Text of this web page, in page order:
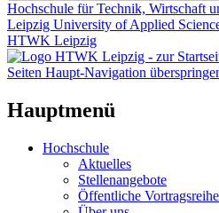
Hochschule für Technik, Wirtschaft
Leipzig University of Applied
HTWK Leipzig
Seiten Haupt-Navigation
Hauptmenü
Hochschule
Aktuelles
Stellenangebote
Öffentliche